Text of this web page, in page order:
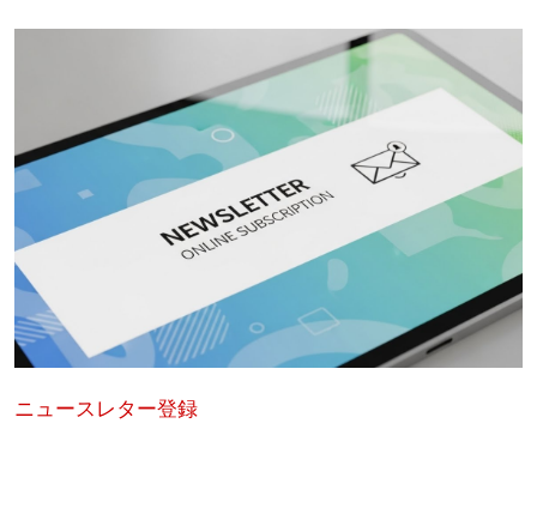
ニュースレター登録